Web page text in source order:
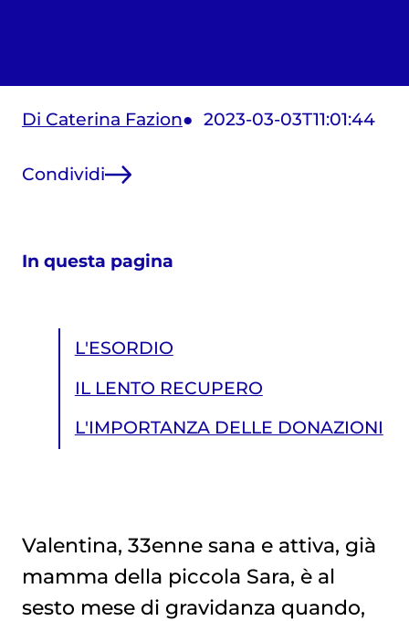
Di Caterina Fazion 2023-03-03T11:01:44
Condividi
In questa pagina
L'ESORDIO
IL LENTO RECUPERO
L'IMPORTANZA DELLE DONAZIONI
Valentina, 33enne sana e attiva, già
mamma della piccola Sara, è al
sesto mese di gravidanza quando,